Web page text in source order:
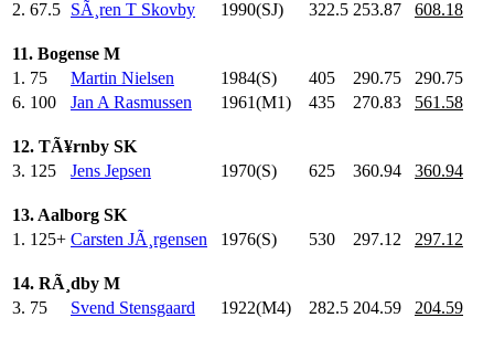
2. 67.5 SÃ¸ren T Skovby 1990(SJ) 322.5 253.87 608.18
11. Bogense M
1. 75 Martin Nielsen 1984(S) 405 290.75
290.75
6. 100 Jan A Rasmussen 1961(M1) 435 270.83 561.58
12. TÃ¥rnby SK
3. 125 Jens Jepsen 1970(S) 625 360.94 360.94
13. Aalborg SK
1. 125+ Carsten JÃ¸rgensen 1976(S) 530 297.12 297.12
14. RÃ¸dby M
3. 75 Svend Stensgaard 1922(M4) 282.5 204.59 204.59